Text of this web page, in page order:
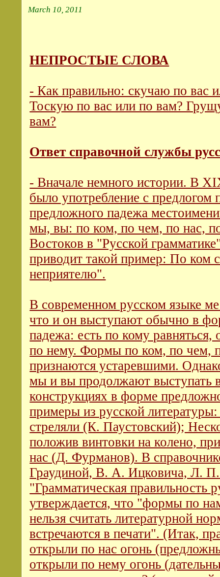
March 10, 2011
НЕПРОСТЫЕ СЛОВА
- Как правильно: скучаю по вас
Тоскую по вас или по вам?
вам?
Ответ справочной службы
- Вначале немного истории. В
было употребление с предлогом
предложного падежа
мы, вы: по ком, по чем, по нас,
Востоков в "Русской
приводит такой пример: По ком
неприятелю".
В современном русском языке
что и он выступают обычно в
падежа: есть по кому равняться,
по нему. Формы по ком, по чем,
признаются устаревшими.
мы и вы продолжают выступать
конструкциях в форме
примеры из русской
стреляли (К. Паустовский);
положив винтовки на колено,
нас (Д. Фурманов). В
Граудиной, В. А. Ицковича, Л. П.
"Грамматическая правильность
утверждается, что "формы по
нельзя считать литературной
встречаются в печати". (Итак,
открыли по нас огонь
открыли по нему огонь